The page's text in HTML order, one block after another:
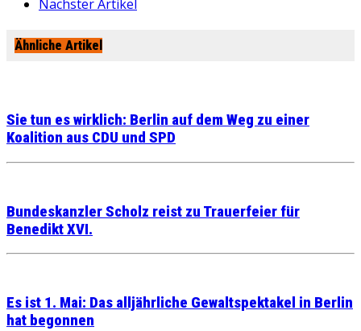
Nächster Artikel
Ähnliche Artikel
Sie tun es wirklich: Berlin auf dem Weg zu einer
Koalition aus CDU und SPD
Bundeskanzler Scholz reist zu Trauerfeier für
Benedikt XVI.
Es ist 1. Mai: Das alljährliche Gewaltspektakel in Berlin
hat begonnen